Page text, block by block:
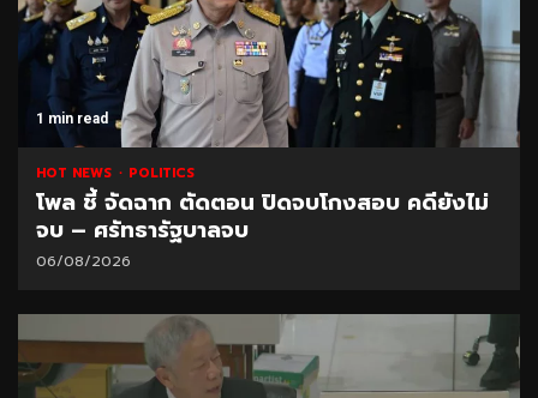
1 min read
HOT NEWS POLITICS
โพล ชี้ จัดฉาก ตัดตอน ปิดจบโกงสอบ คดียังไม่
จบ – ศรัทธารัฐบาลจบ
06/08/2026